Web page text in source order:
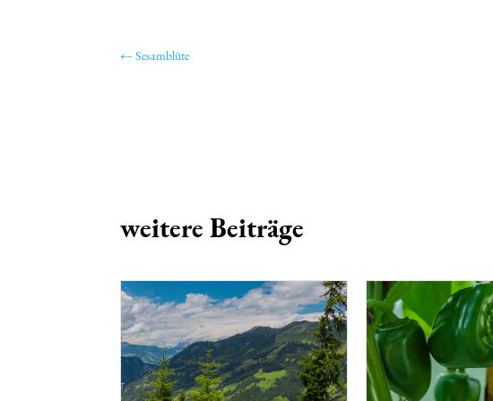
←Sesamblüte
weitere Beiträge